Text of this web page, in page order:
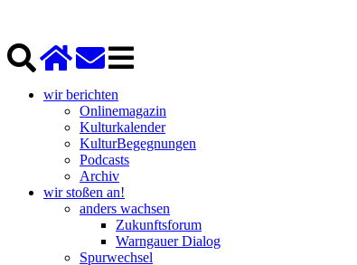
wir berichten
Onlinemagazin
Kulturkalender
KulturBegegnungen
Podcasts
Archiv
wir stoßen an!
anders wachsen
Zukunftsforum
Warngauer Dialog
Spurwechsel